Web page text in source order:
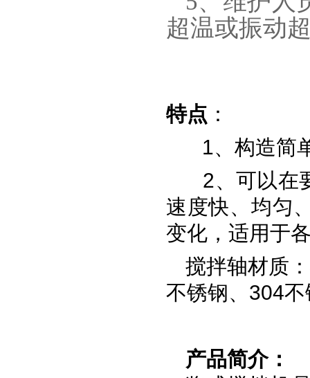
超温或振动
特点 ：
1、构造简
2、可以在
速度快、均匀
变化，适用于
搅拌轴材质
不锈钢、304
产品简介：